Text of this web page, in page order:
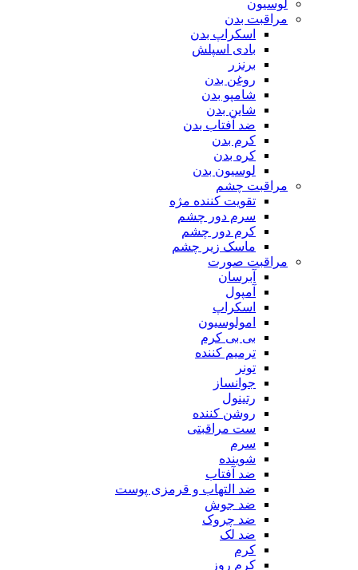
لوسیون
مراقبت بدن
اسکراپ بدن
بادی اسپلش
برنزر
روغن بدن
شامپو بدن
شاین بدن
ضد آفتاب بدن
کرم بدن
کره بدن
لوسیون بدن
مراقبت چشم
تقویت کننده مژه
سرم دور چشم
کرم دور چشم
ماسک زیر چشم
مراقبت صورت
آبرسان
آمپول
اسکراپ
امولوسیون
بی بی کرم
ترمیم کننده
تونر
جوانساز
رتینول
روشن کننده
ست مراقبتی
سرم
شوینده
ضد آفتاب
ضد التهاب و قرمزی پوست
‌ضد جوش
ضد چروک
ضد لک
کرم
کرم روز